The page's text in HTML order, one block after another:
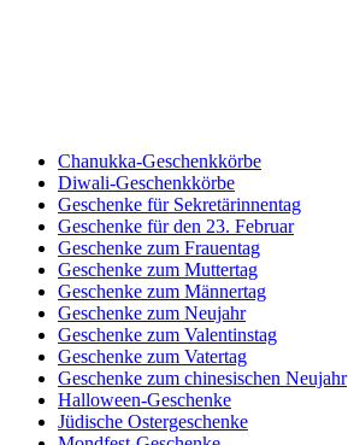
Chanukka-Geschenkkörbe
Diwali-Geschenkkörbe
Geschenke für Sekretärinnentag
Geschenke für den 23. Februar
Geschenke zum Frauentag
Geschenke zum Muttertag
Geschenke zum Männertag
Geschenke zum Neujahr
Geschenke zum Valentinstag
Geschenke zum Vatertag
Geschenke zum chinesischen Neujahr
Halloween-Geschenke
Jüdische Ostergeschenke